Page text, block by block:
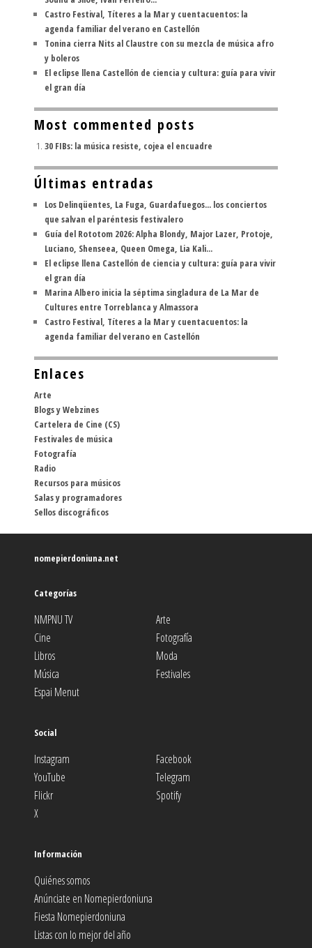
Castro Festival, Títeres a la Mar y cuentacuentos: la
agenda familiar del verano en Castellón
Tonina cierra Nits al Claustre con su mezcla de música afro
y boleros
El eclipse llena Castellón de ciencia y cultura: guía para vivir
el gran día
Most commented posts
30 FIBs: la música resiste, cojea el encuadre
Últimas entradas
Los Delinqüentes, La Fuga, Guardafuegos... los conciertos
que salvan el paréntesis festivalero
Guía del Rototom 2026: Alpha Blondy, Major Lazer, Protoje,
Luciano, Shenseea, Queen Omega, Lia Kali...
El eclipse llena Castellón de ciencia y cultura: guía para vivir
el gran día
Marina Albero inicia la séptima singladura de La Mar de
Cultures entre Torreblanca y Almassora
Castro Festival, Títeres a la Mar y cuentacuentos: la
agenda familiar del verano en Castellón
Enlaces
Arte
Blogs y Webzines
Cartelera de Cine (CS)
Festivales de música
Fotografía
Radio
Recursos para músicos
Salas y programadores
Sellos discográficos
nomepierdoniuna.net
Categorías
NMPNU TV
Arte
Cine
Fotografía
Libros
Moda
Música
Festivales
Espai Menut
Social
Instagram
Facebook
YouTube
Telegram
Flickr
Spotify
X
Información
Quiénes somos
Anúnciate en Nomepierdoniuna
Fiesta Nomepierdoniuna
Listas con lo mejor del año